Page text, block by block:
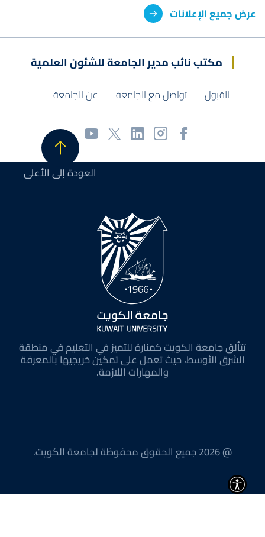
عرض جميع الإعلانات
مكتب نائب مدير الجامعة للشئون العلمية
القبول تواصل مع الجامعة عن الجامعة
العودة إلى الأعلى
تتألق جامعة الكويت كمنارة للتميز في التعليم في منطقة
الشرق الأوسط، حيث تعمل على تمكين خريجيها بالمعرفة
والمهارات اللازمة.
@ 2026 جميع الحقوق محفوظة لجامعة الكويت.